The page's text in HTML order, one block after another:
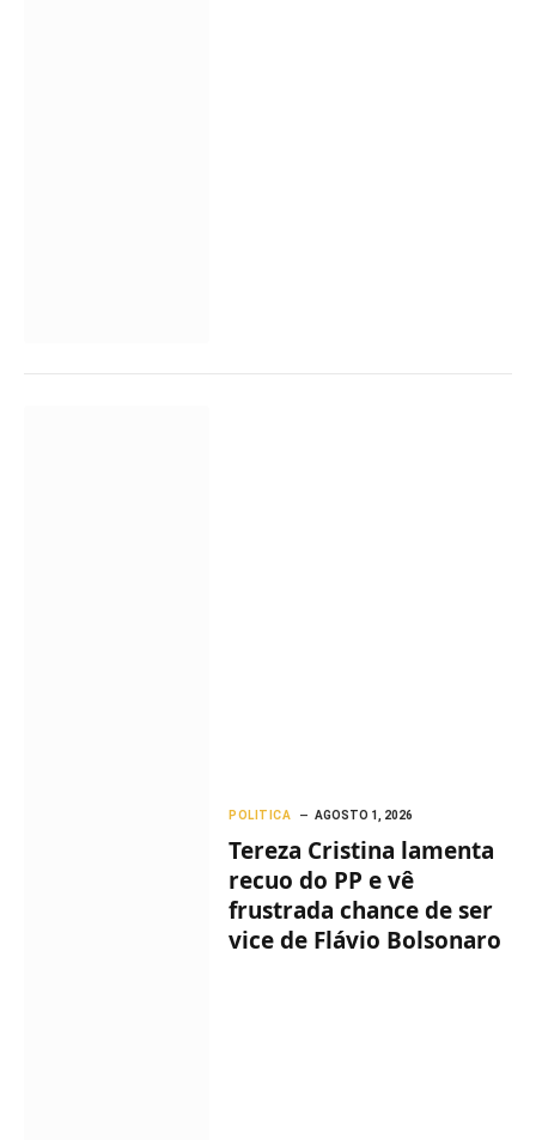
POLITICA AGOSTO 1, 2026
Tereza Cristina lamenta
recuo do PP e vê
frustrada chance de ser
vice de Flávio Bolsonaro